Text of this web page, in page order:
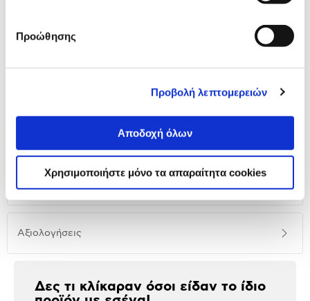
Προώθησης
Προβολή λεπτομερειών
Αποδοχή όλων
Χρησιμοποιήστε μόνο τα απαραίτητα cookies
παρουσίαση
Αναλυτική παρουσίαση
Προδιαγραφές
προϊόντος
Χαρακτηριστικά
Αξιολογήσεις
Δες τι κλίκαραν όσοι είδαν το ίδιο